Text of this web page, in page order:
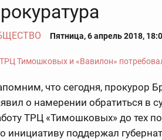
Пятница, 6 апрель 2018,
что сегодня, прокурор
о намерении обратиться в
ТРЦ «Тимошковых» до тех
инициативу поддержал